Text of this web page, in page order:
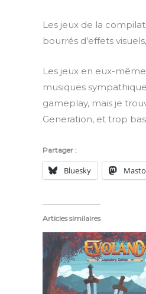
Les jeux de la
bourrés d’effets
Les jeux en eux-
musiques
gameplay, mais je
Generation, et trop
Partager :
Bluesky
Articles similaires